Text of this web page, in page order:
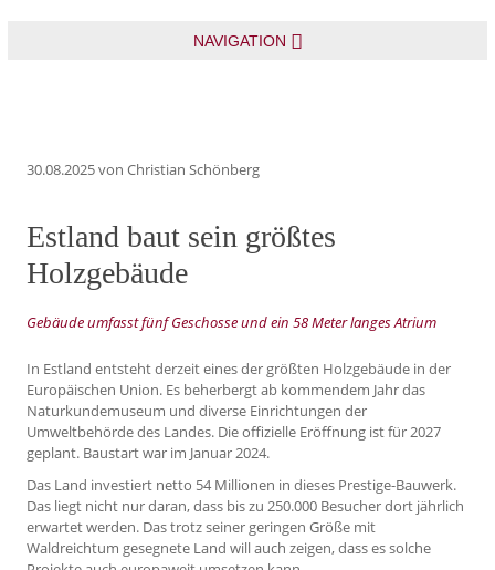
NAVIGATION
30.08.2025von Christian Schönberg
Estland baut sein größtes
Holzgebäude
Gebäude umfasst fünf Geschosse und ein 58 Meter langes Atrium
In Estland entsteht derzeit eines der größten Holzgebäude in der
Europäischen Union. Es beherbergt ab kommendem Jahr das
Naturkundemuseum und diverse Einrichtungen der
Umweltbehörde des Landes. Die offizielle Eröffnung ist für 2027
geplant. Baustart war im Januar 2024.
Das Land investiert netto 54 Millionen in dieses Prestige-Bauwerk.
Das liegt nicht nur daran, dass bis zu 250.000 Besucher dort jährlich
erwartet werden. Das trotz seiner geringen Größe mit
Waldreichtum gesegnete Land will auch zeigen, dass es solche